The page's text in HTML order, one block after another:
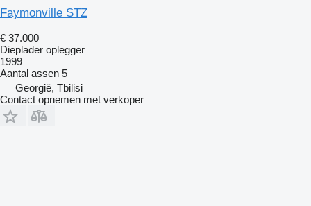
Faymonville STZ
€ 37.000
Dieplader oplegger
1999
Aantal assen 5
Georgië, Tbilisi
Contact opnemen met verkoper